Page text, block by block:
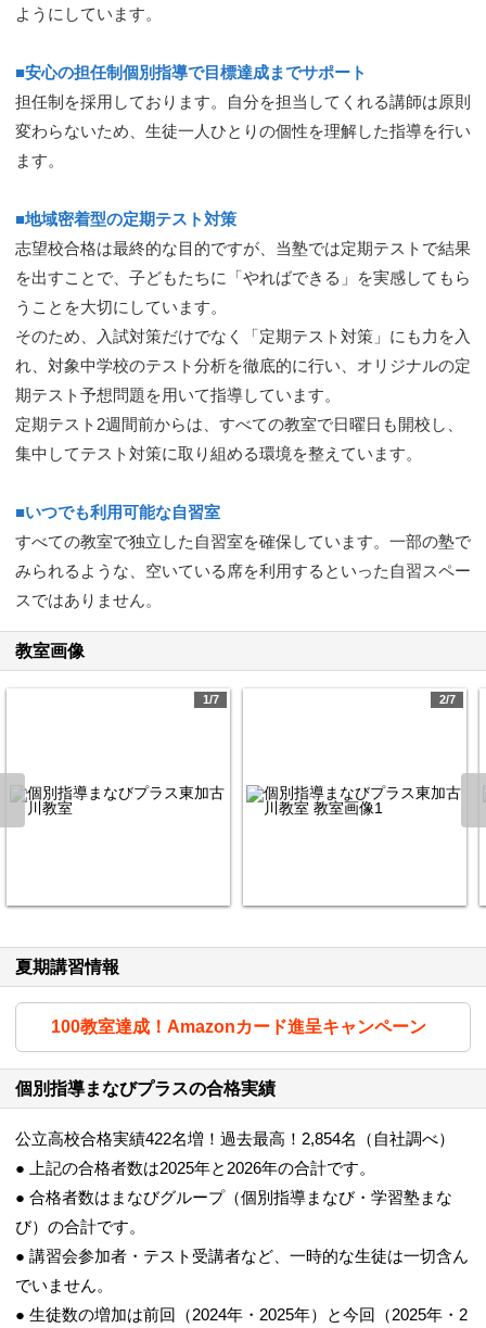
ようにしています。
■安心の担任制個別指導で目標達成までサポート
担任制を採用しております。自分を担当してくれる講師は原則
変わらないため、生徒一人ひとりの個性を理解した指導を行い
ます。
■地域密着型の定期テスト対策
志望校合格は最終的な目的ですが、当塾では定期テストで結果
を出すことで、子どもたちに「やればできる」を実感してもら
うことを大切にしています。
そのため、入試対策だけでなく「定期テスト対策」にも力を入
れ、対象中学校のテスト分析を徹底的に行い、オリジナルの定
期テスト予想問題を用いて指導しています。
定期テスト2週間前からは、すべての教室で日曜日も開校し、
集中してテスト対策に取り組める環境を整えています。
■いつでも利用可能な自習室
すべての教室で独立した自習室を確保しています。一部の塾で
みられるような、空いている席を利用するといった自習スペー
スではありません。
教室画像
1/7 2/7
夏期講習情報
100教室達成！Amazonカード進呈キャンペーン
個別指導まなびプラスの合格実績
公立高校合格実績422名増！過去最高！2,854名（自社調べ）
● 上記の合格者数は2025年と2026年の合計です。
● 合格者数はまなびグループ（個別指導まなび・学習塾まな
び）の合計です。
● 講習会参加者・テスト受講者など、一時的な生徒は一切含ん
でいません。
● 生徒数の増加は前回（2024年・2025年）と今回（2025年・2